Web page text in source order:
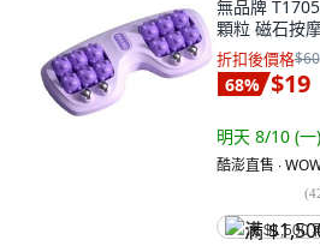
無品牌
顆粒 磁石按
折扣後價格$60
68% $19
明天 8/10 (一)
酷澎直售 ∙
(
满 $1,500